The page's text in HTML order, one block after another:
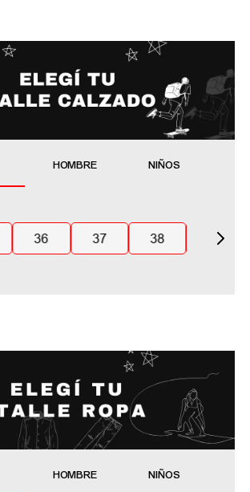
HOMBRE NIÑOS
36 37 38
HOMBRE NIÑOS